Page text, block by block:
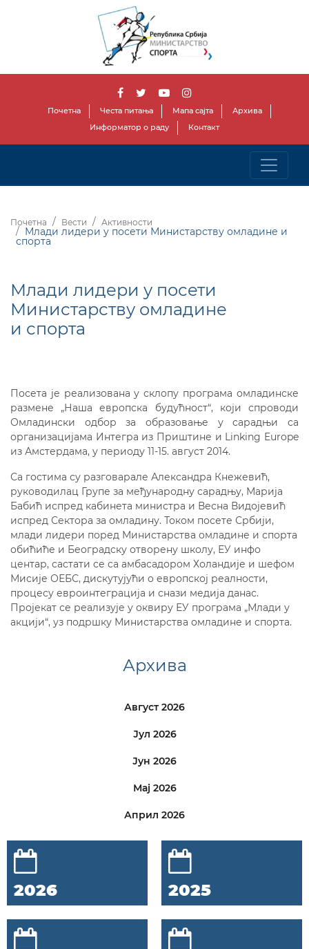
Почетна Честа питања Мапа сајта
Архива
Информатор о раду
Контакт
Почетна Вести Активности
Млади лидери у посети Министарству омладине и
спорта
Млади лидери у посети
Министарству омладине
и спорта
Посета је реализована у склопу програма омладинске
размене „Наша европска будућност“, који спроводи
Омладински одбор за образовање у сарадњи са
организацијама Интегра из Приштине и Linking Europe
из Амстердама, у периоду 11-15. август 2014.
Са гостима су разговарале Александра Кнежевић,
руководилац Групе за међународну сарадњу, Марија
Бабић испред кабинета министра и Весна Видојевић
испред Сектора за омладину. Током посете Србији,
млади лидери поред Министарства омладине и спорта
обићиће и Београдску отворену школу, ЕУ инфо
центар, састати се са амбасадором Холандије и шефом
Мисије ОЕБС, дискутујући о европској реалности,
процесу евроинтеграција и снази медија данас.
Пројекат се реализује у оквиру ЕУ програма „Млади у
акцији“, уз подршку Министарства омладине и спорта.
Архива
Август 2026
Јул 2026
Јун 2026
Мај 2026
Април 2026
2026 2025